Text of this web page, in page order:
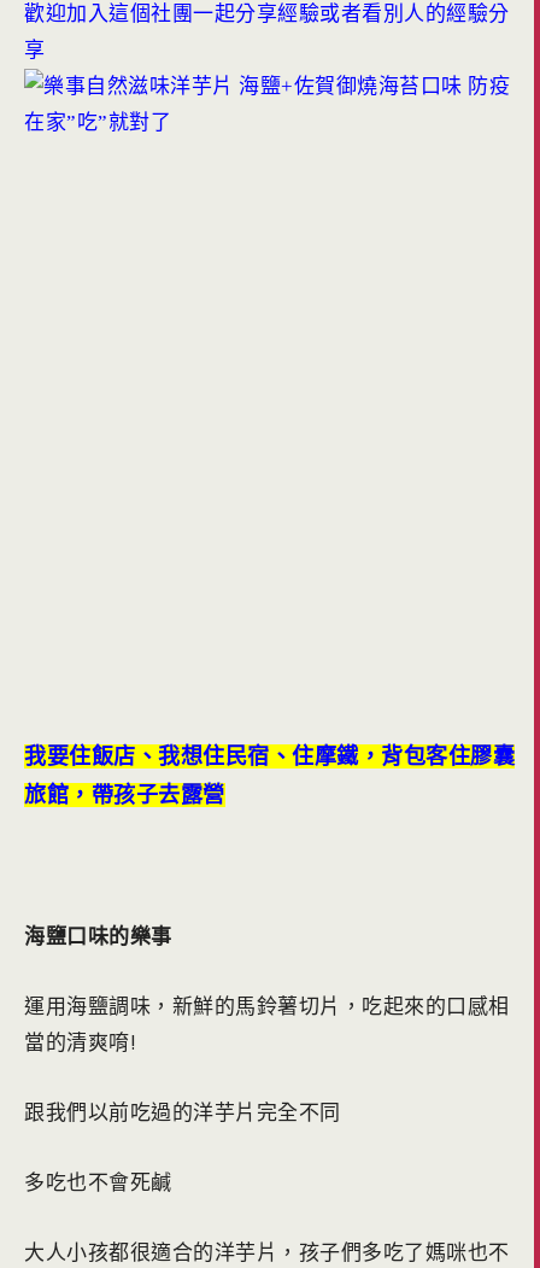
歡迎加入這個社團一起分享經驗或者看別人的經驗分
享
我要住飯店、我想住民宿、住摩鐵，背包客住膠囊
旅館，帶孩子去露營
海鹽口味的樂事
運用海鹽調味，新鮮的馬鈴薯切片，吃起來的口感相
當的清爽唷!
跟我們以前吃過的洋芋片完全不同
多吃也不會死鹹
大人小孩都很適合的洋芋片，孩子們多吃了媽咪也不